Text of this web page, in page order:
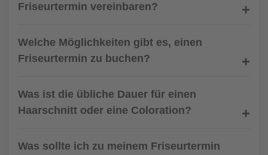
Friseurtermin vereinbaren?
Welche Möglichkeiten gibt es, einen
Friseurtermin zu buchen?
Was ist die übliche Dauer für einen
Haarschnitt oder eine Coloration?
Was sollte ich zu meinem Friseurtermin